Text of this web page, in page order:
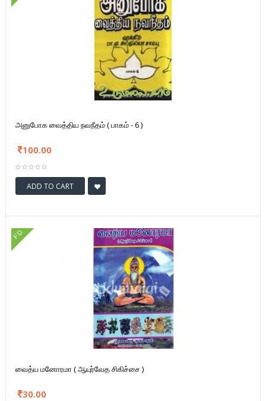
அனுபோக வைத்திய நவநீதம் ( பாகம் - 6 )
100.00
ADD TO CART
FD
வைத்ய மனோரமா ( ஆயுர்வேத சிகிச்சை )
30.00